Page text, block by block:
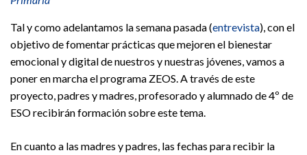
Tal y como adelantamos la semana pasada (entrevista), con el
objetivo de fomentar prácticas que mejoren el bienestar
emocional y digital de nuestros y nuestras jóvenes, vamos a
poner en marcha el programa ZEOS. A través de este
proyecto, padres y madres, profesorado y alumnado de 4º de
ESO recibirán formación sobre este tema.
En cuanto a las madres y padres, las fechas para recibir la